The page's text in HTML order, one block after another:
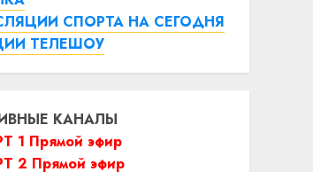
СПОРТА НА СЕГОДНЯ
ТЕЛЕШОУ
КАНАЛЫ
1 Прямой эфир
2 Прямой эфир